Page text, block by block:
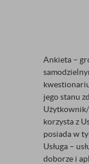
Ankieta –
jego stanu
korzysta z
posiada w
Usługa –
doborze i